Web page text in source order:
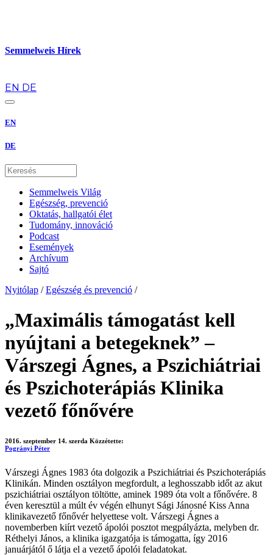
Semmelweis Hírek
EN DE
EN
DE
Semmelweis Világ
Egészség, prevenció
Oktatás, hallgatói élet
Tudomány, innováció
Podcast
Események
Archívum
Sajtó
Nyitólap / Egészség és prevenció /
„Maximális támogatást kell
nyújtani a betegeknek” –
Várszegi Ágnes, a Pszichiátriai
és Pszichoterápiás Klinika
vezető főnővére
2016. szeptember 14. szerda Közzétette:
Pogrányi Péter
Várszegi Ágnes 1983 óta dolgozik a Pszichiátriai és Pszichoterápiás
Klinikán. Minden osztályon megfordult, a leghosszabb időt az akut
pszichiátriai osztályon töltötte, aminek 1989 óta volt a főnővére. 8
éven keresztül a múlt év végén elhunyt Sági Jánosné Kiss Anna
klinikavezető főnővér helyettese volt. Várszegi Ágnes a
novemberben kiírt vezető ápolói posztot megpályázta, melyben dr.
Réthelyi János, a klinika igazgatója is támogatta, így 2016
januárjától ő látja el a vezető ápolói feladatokat.